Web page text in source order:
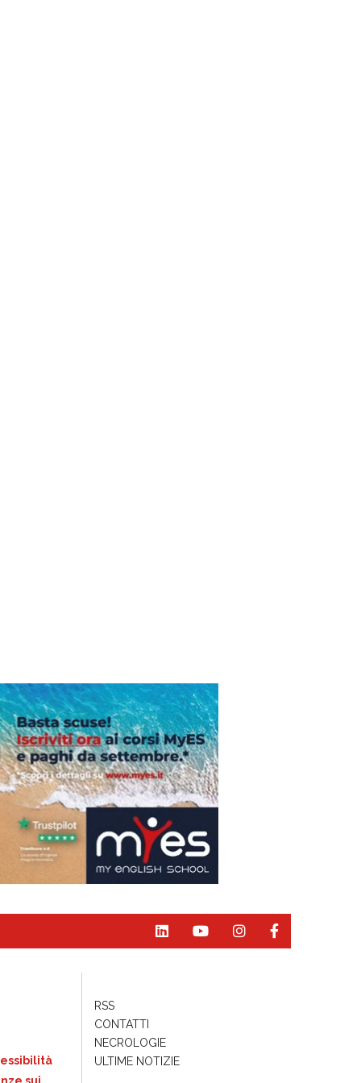
RSS
CONTATTI
NECROLOGIE
ULTIME NOTIZIE